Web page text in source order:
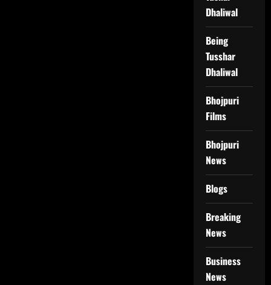
Dhaliwal
Being
Tusshar
Dhaliwal
Bhojpuri
Films
Bhojpuri
News
Blogs
Breaking
News
Business
News